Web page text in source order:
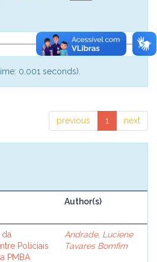
0.001 seconds).
previous 1 next
Author(s)
Policiais
PMBA
Andrade, Luciene
Tavares Bomfim